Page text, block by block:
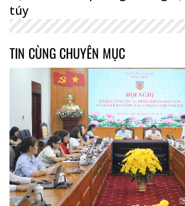
túy
TIN CÙNG CHUYÊN MỤC